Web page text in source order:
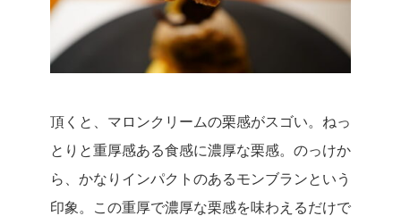
頂くと、マロンクリームの栗感がスゴい。 ねっ
とりと重厚感ある食感に濃厚な栗感。 のっけか
ら、かなりインパクトのあるモンブランという
印象。
この重厚で濃厚な栗感を味わえるだけで